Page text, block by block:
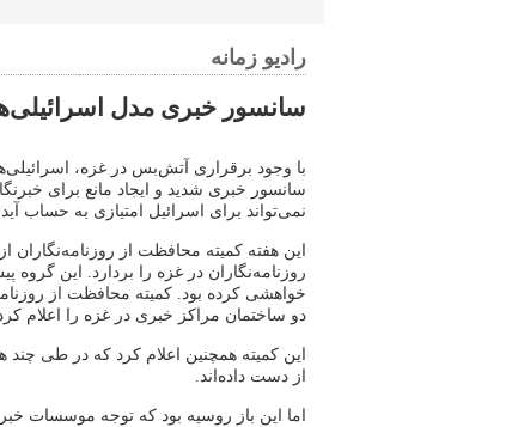
رادیو زمانه
سانسور خبری مدل
با وجود برقراری آتش‌بس در غزه،
سانسور خبری شدید و ایجاد مانع برای
نمی‌تواند برای اسرائیل امتیازی به حساب
این هفته کمیته محافظت از
روزنامه‌نگاران در غزه را بردارد. این گروه
خواهشی کرده بود. کمیته محافظت از
دو ساختمان مراکز خبری در غزه را اعلام
این کمیته همچنین اعلام کرد که در طی چند
از دست داده‌اند.
اما این باز روسیه بود که توجه موسسات